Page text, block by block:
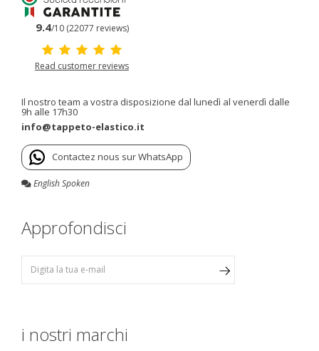
9.4/10 (22077 reviews)
Read customer reviews
Il nostro team a vostra disposizione dal lunedì al venerdì dalle
9h alle 17h30
info@tappeto-elastico.it
Contactez nous sur WhatsApp
English Spoken
Approfondisci
i nostri marchi